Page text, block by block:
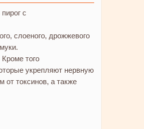
с
слоеного, дрожжевого
того
укрепляют нервную
от токсинов, а также